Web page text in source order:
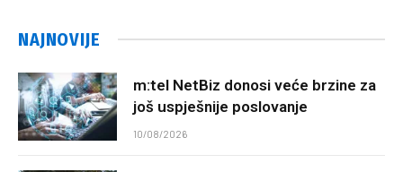
NAJNOVIJE
m:tel NetBiz donosi veće brzine za
još uspješnije poslovanje
10/08/2026